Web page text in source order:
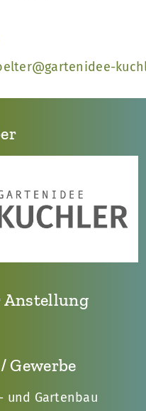
Anstellung
Gewerbe
und Gartenbau